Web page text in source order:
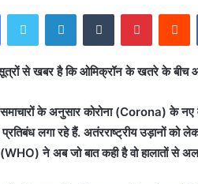
email
FacebookTwitter LinkedInTumblr Pinterest
से खबर है कि ओमिक्रॉन के खतरे के बीच
के अनुसार कोरोना (Corona) के
लगा रहे हैं. अतंरराष्ट्रीय उड़ानों को
ने अब जो बात कही है वो हालातों से